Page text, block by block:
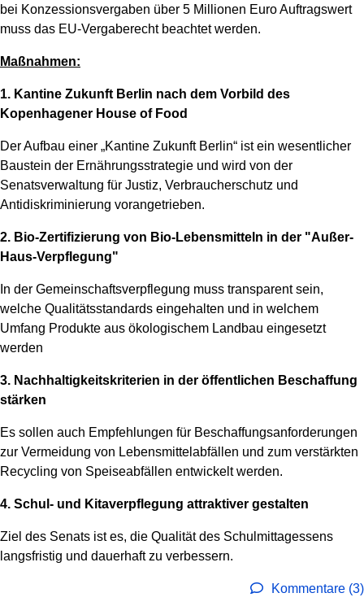
bei Konzessionsvergaben über 5 Millionen Euro Auftragswert
muss das EU-Vergaberecht beachtet werden.
Maßnahmen:
1. Kantine Zukunft Berlin nach dem Vorbild des
Kopenhagener House of Food
Der Aufbau einer „Kantine Zukunft Berlin“ ist ein wesentlicher
Baustein der Ernährungsstrategie und wird von der
Senatsverwaltung für Justiz, Verbraucherschutz und
Antidiskriminierung vorangetrieben.
2. Bio-Zertifizierung von Bio-Lebensmitteln in der "Außer-
Haus-Verpflegung"
In der Gemeinschaftsverpflegung muss transparent sein,
welche Qualitätsstandards eingehalten und in welchem
Umfang Produkte aus ökologischem Landbau eingesetzt
werden
3. Nachhaltigkeitskriterien in der öffentlichen Beschaffung
stärken
Es sollen auch Empfehlungen für Beschaffungsanforderungen
zur Vermeidung von Lebensmittelabfällen und zum verstärkten
Recycling von Speiseabfällen entwickelt werden.
4. Schul- und Kitaverpflegung attraktiver gestalten
Ziel des Senats ist es, die Qualität des Schulmittagessens
langsfristig und dauerhaft zu verbessern.
Kommentare (3)